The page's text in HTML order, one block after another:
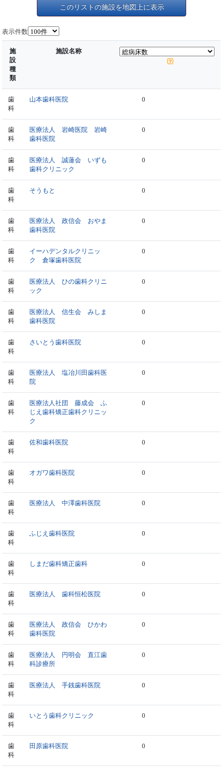
このリストの施設を地図上に表示
表示件数
施
設
種
類
施設名称
歯
科
山本歯科医院 0
歯
科
医療法人 岩崎医院 岩崎
歯科医院
0
歯
科
医療法人 誠蓮会 いずも
歯科クリニック
0
歯
科
そうもと 0
歯
科
医療法人 政信会 おやま
歯科医院
0
歯
科
イーハデンタルクリニッ
ク 倉塚歯科医院
0
歯
科
医療法人 ひの歯科クリニ
ック
0
歯
科
医療法人 信生会 みしま
歯科医院
0
歯
科
さいとう歯科医院 0
歯
科
医療法人 塩冶川田歯科医
院
0
歯
科
医療法人社団 藤成会 ふ
じえ歯科矯正歯科クリニッ
ク
0
歯
科
佐和歯科医院 0
歯
科
オガワ歯科医院 0
歯
科
医療法人 中澤歯科医院 0
歯
科
ふじえ歯科医院 0
歯
科
しまだ歯科矯正歯科 0
歯
科
医療法人 歯科恒松医院 0
歯
科
医療法人 政信会 ひかわ
歯科医院
0
歯
科
医療法人 円明会 直江歯
科診療所
0
歯
科
医療法人 手銭歯科医院 0
歯
科
いとう歯科クリニック 0
歯
科
田原歯科医院 0